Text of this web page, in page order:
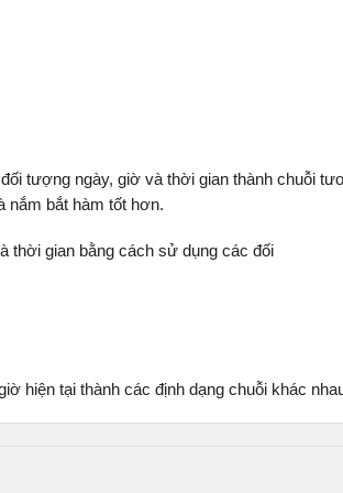
tượng ngày, giờ và thời gian thành chuỗi
nắm bắt hàm tốt hơn.
thời gian bằng cách sử dụng các đối
hiện tại thành các định dạng chuỗi khác